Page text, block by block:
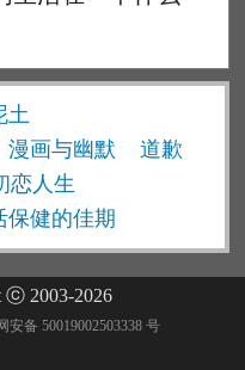
土
漫画与幽默
道歉
恋人生
保健的佳期
ⓒ 2003-2026
安备 50019002503338 号